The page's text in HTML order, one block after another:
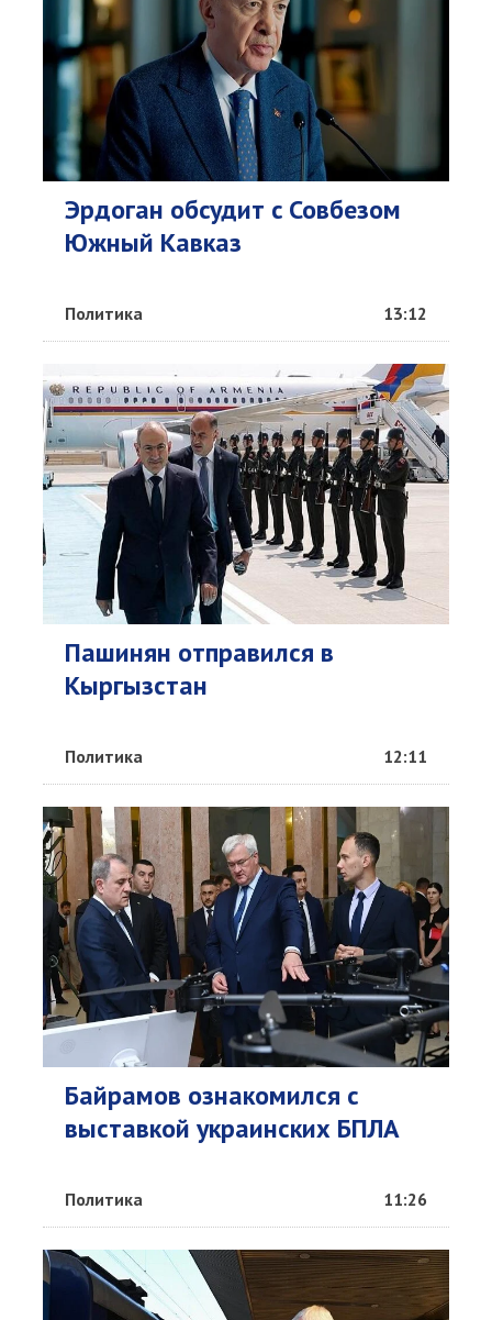
Эрдоган обсудит c Совбезом
Южный Кавказ
Политика 13:12
Пашинян отправился в
Кыргызстан
Политика 12:11
Байрамов ознакомился с
выставкой украинских БПЛА
Политика 11:26